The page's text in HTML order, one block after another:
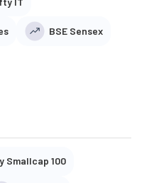
BSE Sensex
Smallcap 100